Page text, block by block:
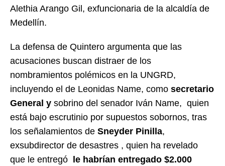
Alethia Arango Gil, exfuncionaria de la alcaldía de
Medellín.
La defensa de Quintero argumenta que las
acusaciones buscan distraer de los
nombramientos polémicos en la UNGRD,
incluyendo el de Leonidas Name, como secretario
General y sobrino del senador Iván Name, quien
está bajo escrutinio por supuestos sobornos, tras
los señalamientos de Sneyder Pinilla,
exsubdirector de desastres , quien ha revelado
que le entregó le habrían entregado $2.000